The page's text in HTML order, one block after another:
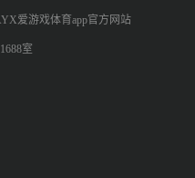
爱游戏体育app官方网站
室